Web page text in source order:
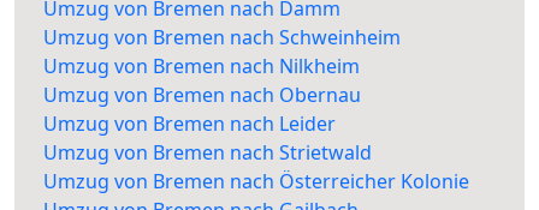
Umzug von Bremen nach Damm
Umzug von Bremen nach Schweinheim
Umzug von Bremen nach Nilkheim
Umzug von Bremen nach Obernau
Umzug von Bremen nach Leider
Umzug von Bremen nach Strietwald
Umzug von Bremen nach Österreicher Kolonie